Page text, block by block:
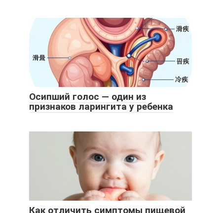
Осипший голос — один из
признаков ларингита у ребенка
Как отличить симптомы пищевой